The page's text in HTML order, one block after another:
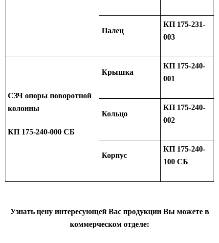
Палец
КП 175-231-
003
СЗЧ опоры поворотной
колонны
КП 175-240-000 СБ
Крышка
КП 175-240-
001
Кольцо
КП 175-240-
002
Корпус
КП 175-240-
100 СБ
Узнать цену интересующей Вас продукции Вы можете в
коммерческом отделе: